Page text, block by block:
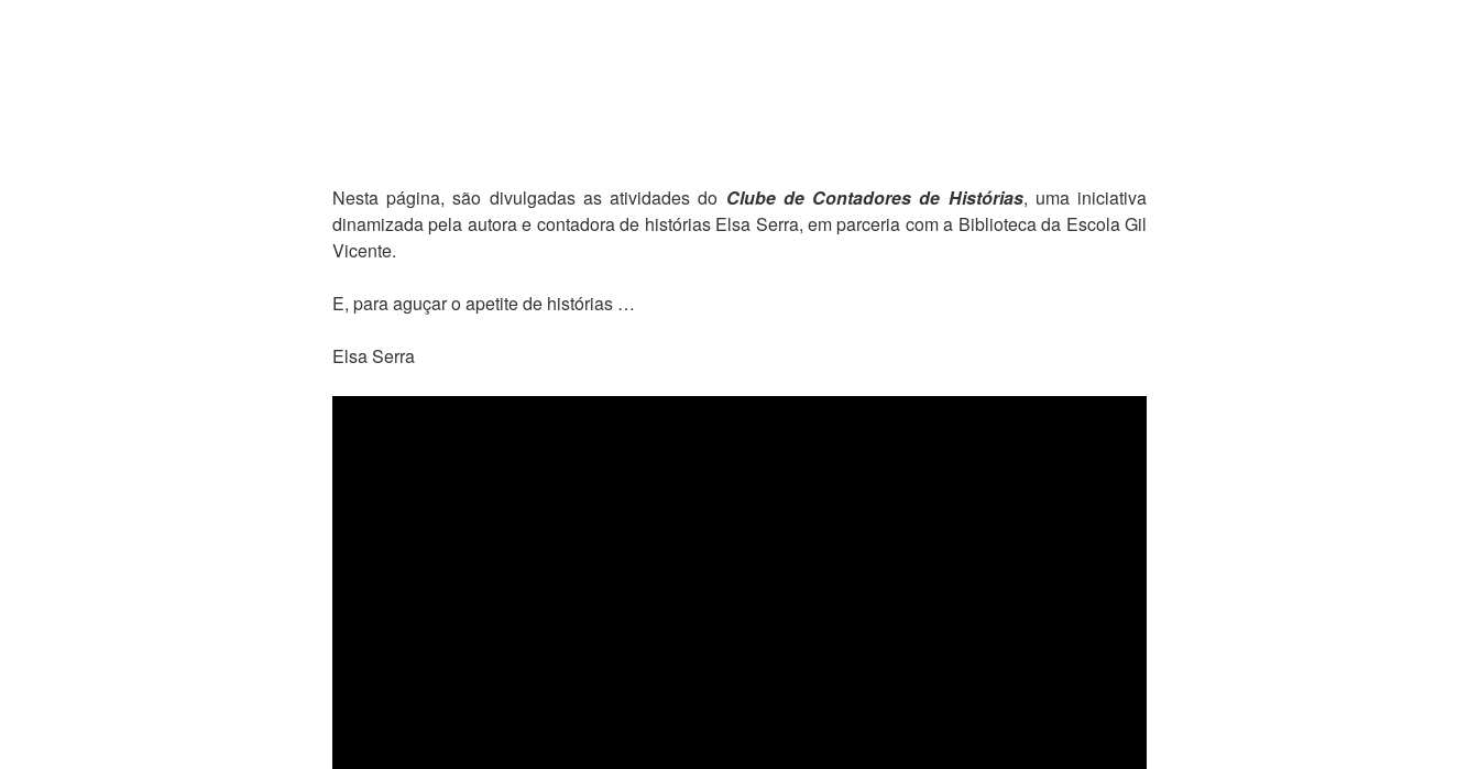
Nesta página, são divulgadas as atividades do Clube de Contadores de Histórias, uma iniciativa
dinamizada pela autora e contadora de histórias Elsa Serra, em parceria com a Biblioteca da Escola Gil
Vicente.
E, para aguçar o apetite de histórias …
Elsa Serra